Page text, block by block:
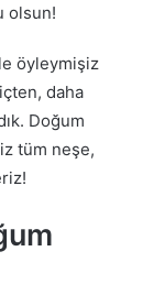
olsun!
öyleymişiz
daha
Doğum
tüm neşe,